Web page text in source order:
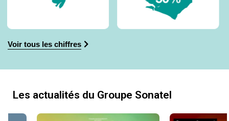
Voir tous les chiffres
Les actualités du Groupe Sonatel